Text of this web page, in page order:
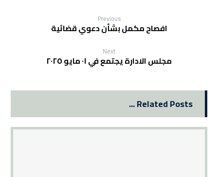
Previous
افصاح مكمل بشأن دعوي قضائية
Next
مجلس الادارة يجتمع في ٠١ مايو ٢٠٢٥
Related Posts ...